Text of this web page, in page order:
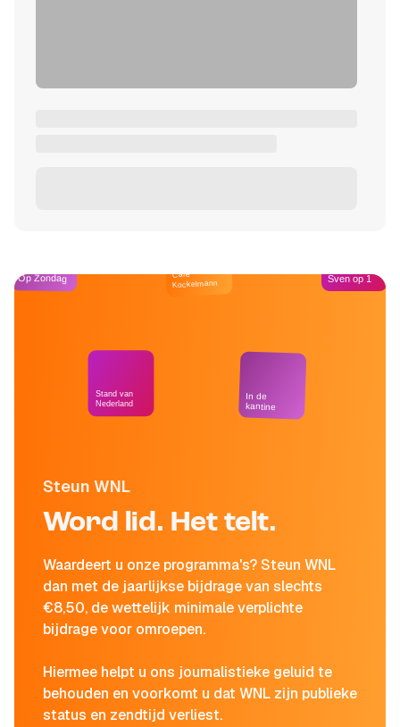
Steun WNL
Word lid. Het telt.
Waardeert u onze programma's? Steun WNL
dan met de jaarlijkse bijdrage van slechts
€8,50, de wettelijk minimale verplichte
bijdrage voor omroepen.
Hiermee helpt u ons journalistieke geluid te
behouden en voorkomt u dat WNL zijn publieke
status en zendtijd verliest.
Op Zondag
Stand van
Nederland
Café
Kockelmann
In de
kantine
Sven op 1